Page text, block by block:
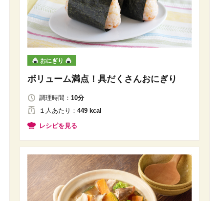
おにぎり
ボリューム満点！具だくさんおにぎり
調理時間： 10分
１人あたり ： 449 kcal
レシピを見る